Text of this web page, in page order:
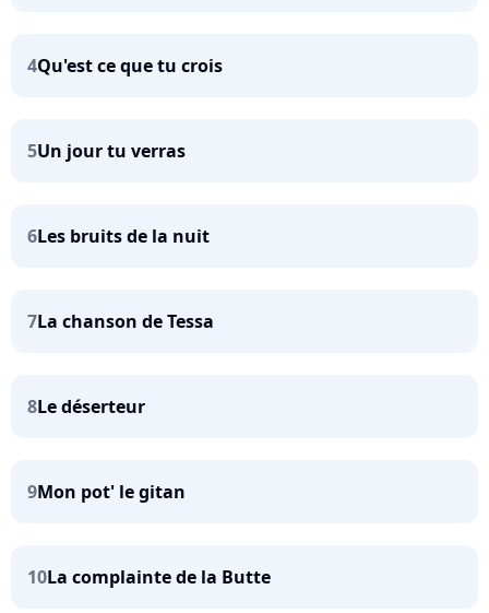
4Qu'est ce que tu crois
5Un jour tu verras
6Les bruits de la nuit
7La chanson de Tessa
8Le déserteur
9Mon pot' le gitan
10La complainte de la Butte